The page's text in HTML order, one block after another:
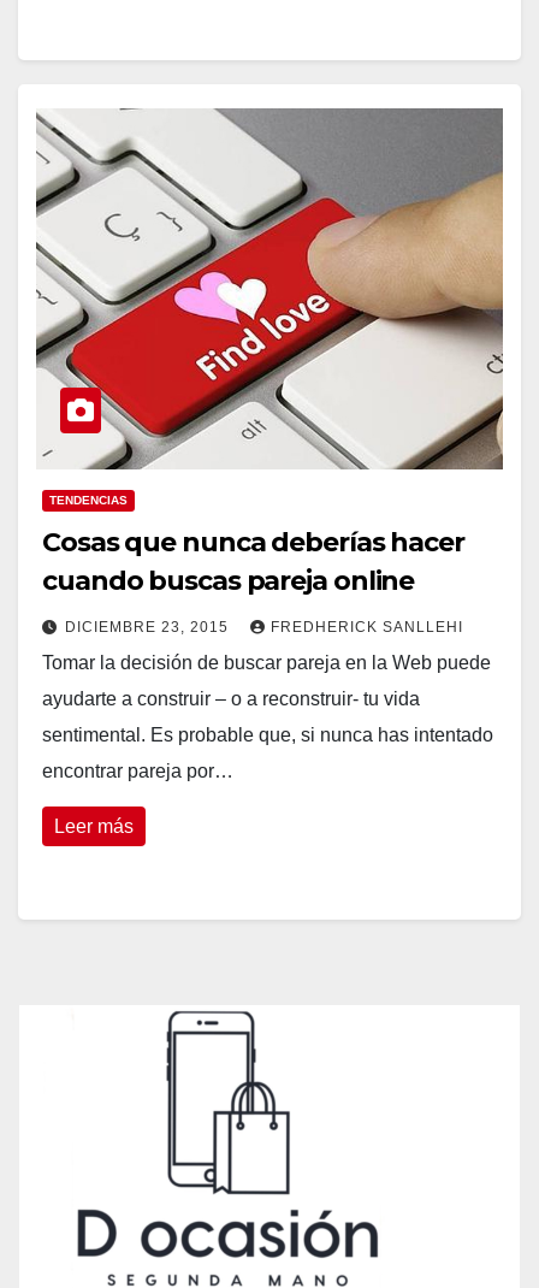
TENDENCIAS
Cosas que nunca deberías hacer
cuando buscas pareja online
DICIEMBRE 23, 2015 FREDHERICK SANLLEHI
Tomar la decisión de buscar pareja en la Web puede
ayudarte a construir – o a reconstruir- tu vida
sentimental. Es probable que, si nunca has intentado
encontrar pareja por…
Leer más